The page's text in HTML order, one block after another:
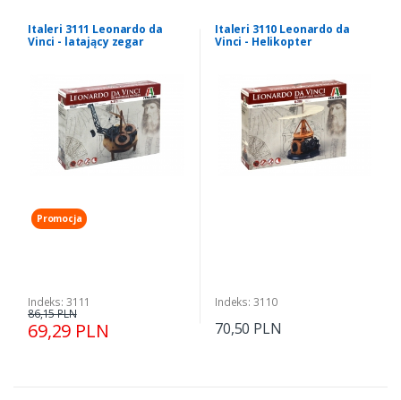
Italeri 3111 Leonardo da
Vinci - latający zegar
Promocja
Indeks: 3111
69,29 PLN
86,15 PLN
Italeri 3110 Leonardo da
Vinci - Helikopter
Indeks: 3110
70,50 PLN